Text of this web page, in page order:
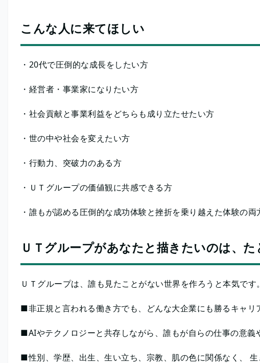
こんな人に来てほしい
・20代で圧倒的な成長をしたい方
・経営者・事業家になりたい方
・社会貢献と事業利益をどちらも成り立たせたい方
・世の中や社会を変えたい方
・行動力、突破力のある方
・ＵＴグループの価値観に共感できる方
・誰もが認める圧倒的な成功体験と挫折を乗り越えた体験の
ＵＴグループがあなたと描きたいのは、
ＵＴグループは、誰も見たことがない世界を作ろうと本気です。
■非正規と言われる働き方でも、どんな大企業にも勝るキャリ
■AIやテクノロジーと共存しながら、誰もが自らの仕事の意義
■性別、学歴、出生、生い立ち、宗教、肌の色に関係なく、